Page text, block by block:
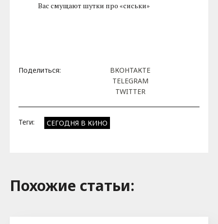
Вас смущают шутки про «сиськи»
Поделиться:
ВКОНТАКТЕ
TELEGRAM
TWITTER
Теги: СЕГОДНЯ В КИНО
Похожие cтатьи: